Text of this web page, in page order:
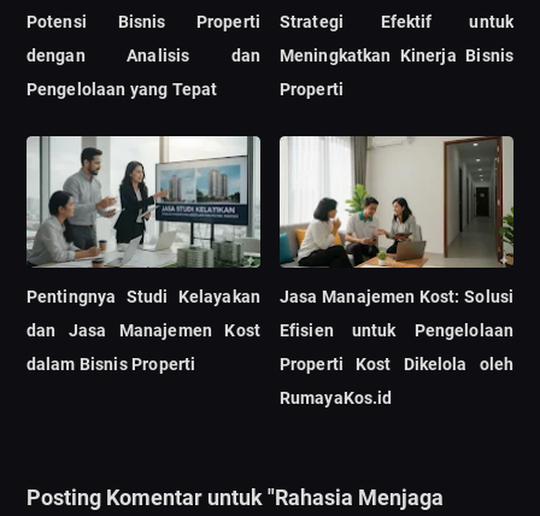
Potensi Bisnis Properti
dengan Analisis dan
Pengelolaan yang Tepat
Strategi Efektif untuk
Meningkatkan Kinerja Bisnis
Properti
Pentingnya Studi Kelayakan
dan Jasa Manajemen Kost
dalam Bisnis Properti
Jasa Manajemen Kost: Solusi
Efisien untuk Pengelolaan
Properti Kost Dikelola oleh
RumayaKos.id
Posting Komentar untuk "Rahasia Menjaga